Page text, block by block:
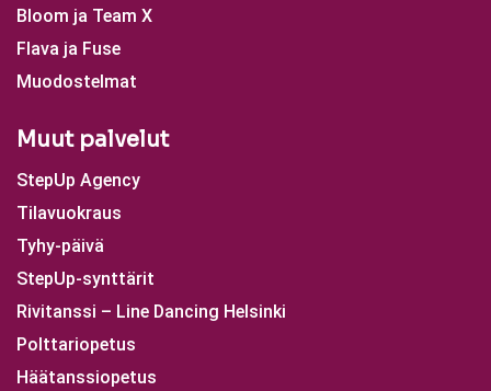
Bloom ja Team X
Flava ja Fuse
Muodostelmat
Muut palvelut
StepUp Agency
Tilavuokraus
Tyhy-päivä
StepUp-synttärit
Rivitanssi – Line Dancing Helsinki
Polttariopetus
Häätanssiopetus